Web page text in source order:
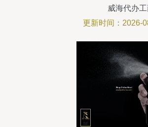
威海代办
更新时间：2026-